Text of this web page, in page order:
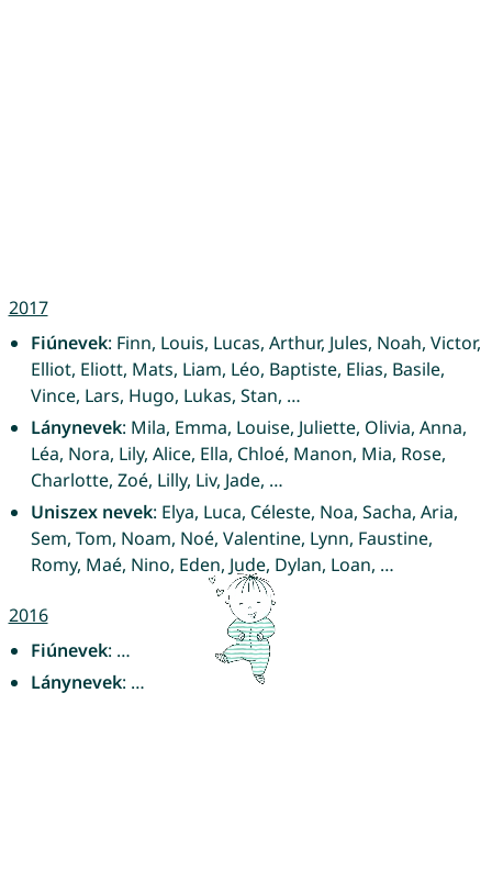
2017
Fiúnevek: Finn, Louis, Lucas, Arthur, Jules, Noah, Victor,
Elliot, Eliott, Mats, Liam, Léo, Baptiste, Elias, Basile,
Vince, Lars, Hugo, Lukas, Stan, …
Lánynevek: Mila, Emma, Louise, Juliette, Olivia, Anna,
Léa, Nora, Lily, Alice, Ella, Chloé, Manon, Mia, Rose,
Charlotte, Zoé, Lilly, Liv, Jade, …
Uniszex nevek: Elya, Luca, Céleste, Noa, Sacha, Aria,
Sem, Tom, Noam, Noé, Valentine, Lynn, Faustine,
Romy, Maé, Nino, Eden, Jude, Dylan, Loan, …
2016
Fiúnevek: …
Lánynevek: …